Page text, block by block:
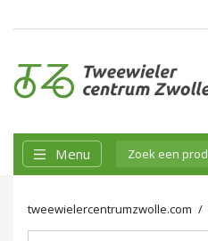
Menu
tweewielercentrumzwolle.com